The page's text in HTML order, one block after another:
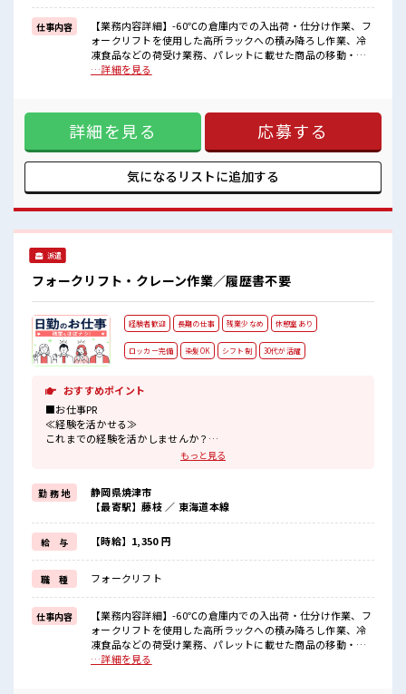
■職場の雰囲気
派手すぎなければ多少のヘアカラーもOKなのはウレシイPoint☆
休憩室でホッと一息リフレッシュ！
ロッカーあり！
安心してお仕事に集中♪
仕事内容
【業務内容詳細】-60℃の倉庫内での入出荷・仕分け作業、フ
ォークリフトを使用した高所ラックへの積み降ろし作業、冷
凍食品などの荷受け業務、パレットに載せた商品の移動・保
管作業※業務の8～9割がフォークリフト作業となり、フォー
れまでの経験を活かしませんか？ ブランクがあっても大丈夫
♪ 経験はちょっとだけ…という方もOK！ ≪無理なく働ける
≫ 場合によってはお願いすることもありますが、 残業はほと
んどナシ！ ≪髪型自由≫ 基本的に髪色自由で明るすぎたり奇
抜でなければOKです！ (規定有)≪収入アップを目指せる≫ 高
時給だらけの派遣のお仕事です！ ■職場の雰囲気 派手すぎな
でホッと一息リフレッシュ！ ロッカーあり！ 安心してお仕事
に集中♪ 残業はほとんどありません！
…詳細を見る
詳細を見る 応募する
気になるリストに追加する
派遣
フォークリフト・クレーン作業／履歴書不要
経験者歓迎 長期の仕事 残業少なめ 休憩室あり
ロッカー完備 染髪OK シフト制 30代が活躍
おすすめポイント
■お仕事PR
≪経験を活かせる≫
これまでの経験を活かしませんか？
≪プライベートが充実する≫
場合によってはお願いすることもありますが、
残業はほとんどナシ！
≪髪型自由≫
基本的に髪色自由で明るすぎたり奇抜でなければOKです！
(規定有)≪様々なお仕事をご提案≫
一人で悩まず気軽に相談できる、
派遣のお仕事です！
■職場の雰囲気
キバツ過ぎなければ髪色・髪型は自由！
あなたの個性を大事にできます♪
しっかり休める休憩室あり！
もっと見る
勤 務 地
静岡県焼津市
【最寄駅】藤枝 ／ 東海道本線
給 与 【時給】1,350 円
職 種 フォークリフト
仕事内容
【業務内容詳細】-60℃の倉庫内での入出荷・仕分け作業、フ
ォークリフトを使用した高所ラックへの積み降ろし作業、冷
凍食品などの荷受け業務、パレットに載せた商品の移動・保
管作業※業務の8～9割がフォークリフト作業となり、フォー
…詳細を見る